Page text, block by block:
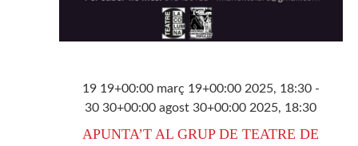
19 19+00:00 març 19+00:00 2025, 18:30-
30 30+00:00 agost 30+00:00 2025, 18:30
APUNTA’T AL GRUP DE TEATRE DE